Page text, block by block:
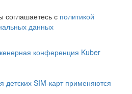
с политикой
данных
конференция Kuber
SIM-карт применяются